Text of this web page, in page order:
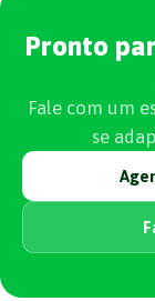
Pronto
Fale com um
se